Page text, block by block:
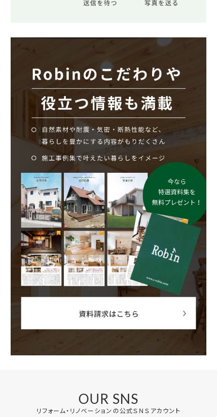
OUR SNS
リフォーム・リノベーションの公式ＳＮＳアカウント